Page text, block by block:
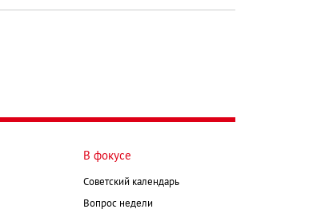
В фокусе
Советский календарь
Вопрос недели